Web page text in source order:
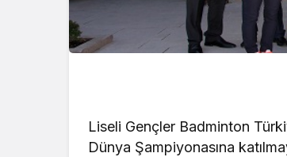
Liseli Gençler Badminton
Dünya Şampiyonasına